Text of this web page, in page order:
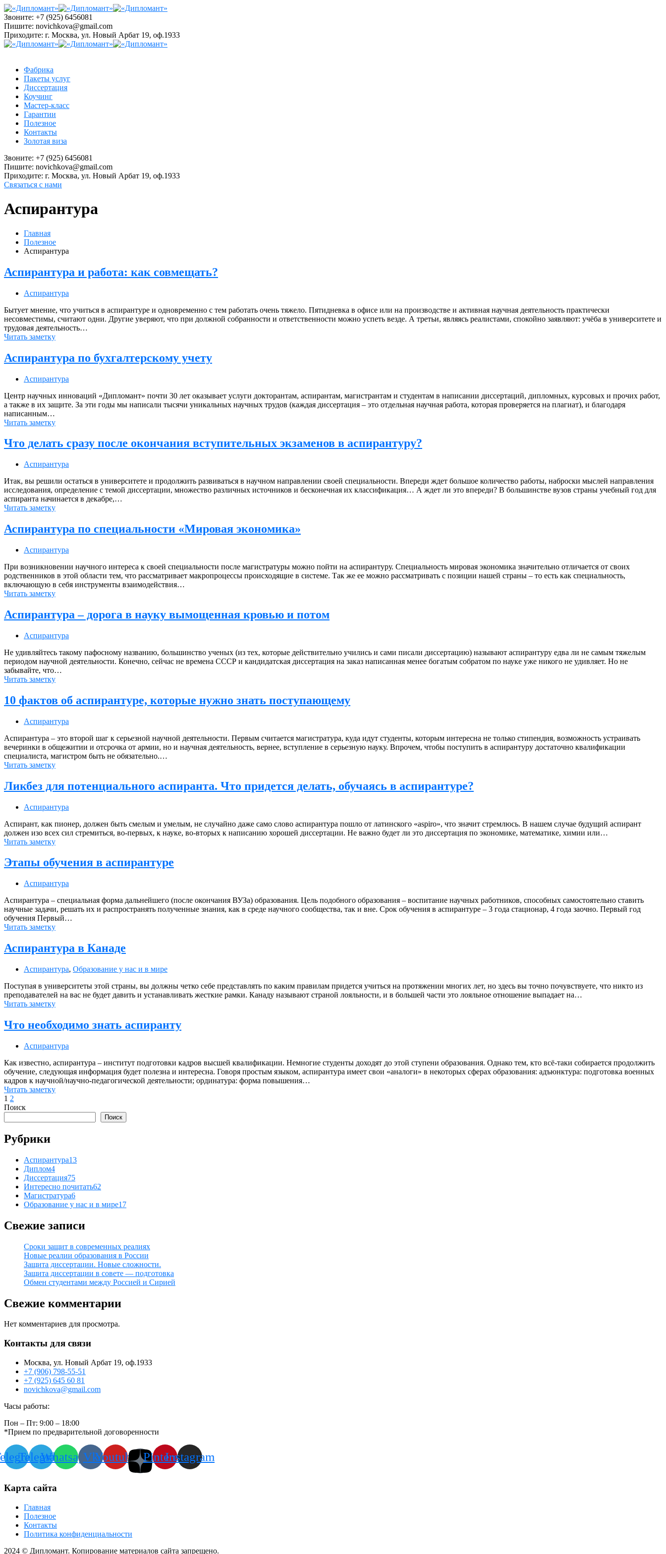
Звоните: +7 (925) 6456081
Пишите: novichkova@gmail.com
Приходите: г. Москва, ул. Новый Арбат 19, оф.1933
Фабрика
Пакеты услуг
Диссертация
Коучинг
Мастер-класс
Гарантии
Полезное
Контакты
Золотая виза
Звоните: +7 (925) 6456081
Пишите: novichkova@gmail.com
Приходите: г. Москва, ул. Новый Арбат 19, оф.1933
Связаться с нами
Аспирантура
Главная
Полезное
Аспирантура
Аспирантура и работа: как совмещать?
Аспирантура
Бытует мнение, что учиться в аспирантуре и одновременно с тем работать очень тяжело. Пятидневка в офисе или на производстве и активная научная деятельность практически
несовместимы, считают одни. Другие уверяют, что при должной собранности и ответственности можно успеть везде. А третьи, являясь реалистами, спокойно заявляют: учёба в университете и
трудовая деятельность…
Читать заметку
Аспирантура по бухгалтерскому учету
Аспирантура
Центр научных инноваций «Дипломант» почти 30 лет оказывает услуги докторантам, аспирантам, магистрантам и студентам в написании диссертаций, дипломных, курсовых и прочих работ,
а также в их защите. За эти годы мы написали тысячи уникальных научных трудов (каждая диссертация – это отдельная научная работа, которая проверяется на плагиат), и благодаря
написанным…
Читать заметку
Что делать сразу после окончания вступительных экзаменов в аспирантуру?
Аспирантура
Итак, вы решили остаться в университете и продолжить развиваться в научном направлении своей специальности. Впереди ждет большое количество работы, наброски мыслей направления
исследования, определение с темой диссертации, множество различных источников и бесконечная их классификация… А ждет ли это впереди? В большинстве вузов страны учебный год для
аспиранта начинается в декабре,…
Читать заметку
Аспирантура по специальности «Мировая экономика»
Аспирантура
При возникновении научного интереса к своей специальности после магистратуры можно пойти на аспирантуру. Специальность мировая экономика значительно отличается от своих
родственников в этой области тем, что рассматривает макропроцессы происходящие в системе. Так же ее можно рассматривать с позиции нашей страны – то есть как специальность,
включающую в себя инструменты взаимодействия…
Читать заметку
Аспирантура – дорога в науку вымощенная кровью и потом
Аспирантура
Не удивляйтесь такому пафосному названию, большинство ученых (из тех, которые действительно учились и сами писали диссертацию) называют аспирантуру едва ли не самым тяжелым
периодом научной деятельности. Конечно, сейчас не времена СССР и кандидатская диссертация на заказ написанная менее богатым собратом по науке уже никого не удивляет. Но не
забывайте, что…
Читать заметку
10 фактов об аспирантуре, которые нужно знать поступающему
Аспирантура
Аспирантура – это второй шаг к серьезной научной деятельности. Первым считается магистратура, куда идут студенты, которым интересна не только стипендия, возможность устраивать
вечеринки в общежитии и отсрочка от армии, но и научная деятельность, вернее, вступление в серьезную науку. Впрочем, чтобы поступить в аспирантуру достаточно квалификации
специалиста, магистром быть не обязательно.…
Читать заметку
Ликбез для потенциального аспиранта. Что придется делать, обучаясь в аспирантуре?
Аспирантура
Аспирант, как пионер, должен быть смелым и умелым, не случайно даже само слово аспирантура пошло от латинского «aspiro», что значит стремлюсь. В нашем случае будущий аспирант
должен изо всех сил стремиться, во-первых, к науке, во-вторых к написанию хорошей диссертации. Не важно будет ли это диссертация по экономике, математике, химии или…
Читать заметку
Этапы обучения в аспирантуре
Аспирантура
Аспирантура – специальная форма дальнейшего (после окончания ВУЗа) образования. Цель подобного образования – воспитание научных работников, способных самостоятельно ставить
научные задачи, решать их и распространять полученные знания, как в среде научного сообщества, так и вне. Срок обучения в аспирантуре – 3 года стационар, 4 года заочно. Первый год
обучения Первый…
Читать заметку
Аспирантура в Канаде
Аспирантура, Образование у нас и в мире
Поступая в университеты этой страны, вы должны четко себе представлять по каким правилам придется учиться на протяжении многих лет, но здесь вы точно почувствуете, что никто из
преподавателей на вас не будет давить и устанавливать жесткие рамки. Канаду называют страной лояльности, и в большей части это лояльное отношение выпадает на…
Читать заметку
Что необходимо знать аспиранту
Аспирантура
Как известно, аспирантура – институт подготовки кадров высшей квалификации. Немногие студенты доходят до этой ступени образования. Однако тем, кто всё-таки собирается продолжить
обучение, следующая информация будет полезна и интересна. Говоря простым языком, аспирантура имеет свои «аналоги» в некоторых сферах образования: адъюнктура: подготовка военных
кадров к научной/научно-педагогической деятельности; ординатура: форма повышения…
Читать заметку
1 2
Поиск
Поиск
Рубрики
Аспирантура13
Диплом4
Диссертация75
Интересно почитать62
Магистратура6
Образование у нас и в мире17
Свежие записи
Сроки защит в современных реалиях
Новые реалии образования в России
Защита диссертации. Новые сложности.
Защита диссертации в совете — подготовка
Обмен студентами между Россией и Сирией
Свежие комментарии
Нет комментариев для просмотра.
Контакты для связи
Москва, ул. Новый Арбат 19, оф.1933
+7 (906) 798-55-51
+7 (925) 645 60 81
novichkova@gmail.com
Часы работы:
Пон – Пт: 9:00 – 18:00
*Прием по предварительной договоренности
TelegramWhatsappVkYoutube PinterestInstagram
Карта сайта
Главная
Полезное
Контакты
Политика конфиденциальности
2024 © Дипломант. Копирование материалов сайта запрещено.